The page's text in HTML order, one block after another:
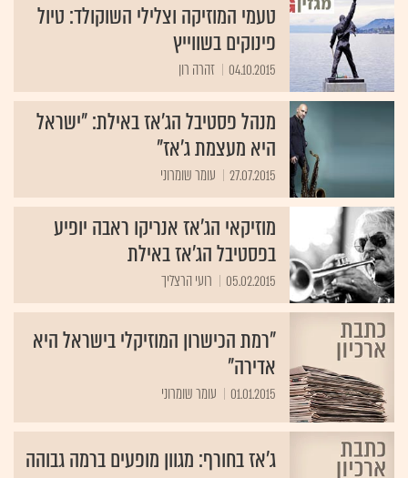
טעמי המוזיקה וצלילי השוקולד: טיול
פינוקים בשווייץ
04.10.2015 זהרה רון
מנהל פסטיבל הג'אז באילת: "ישראל
היא מעצמת ג'אז"
27.07.2015 עומר שומרוני
מוזיקאי הג'אז אנריקו ראבה יופיע
בפסטיבל הג'אז באילת
05.02.2015 רועי הרצליך
"רמת הכישרון המוזיקלי בישראל היא
אדירה"
01.01.2015 עומר שומרוני
ג'אז בחורף: מגוון מופעים ברמה גבוהה